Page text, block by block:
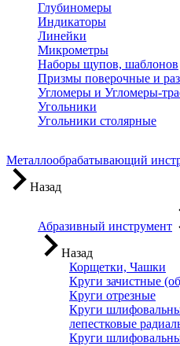
Глубиномеры
Индикаторы
Линейки
Микрометры
Наборы щупов, шаблонов
Призмы поверочные и
Угломеры и Угломеры-
Угольники
Угольники столярные
Металлообрабатывающий
Назад
Абразивный инструмент
Назад
Корщетки, Чашки
Круги зачистные
Круги отрезные
Круги
лепестковые
Круги